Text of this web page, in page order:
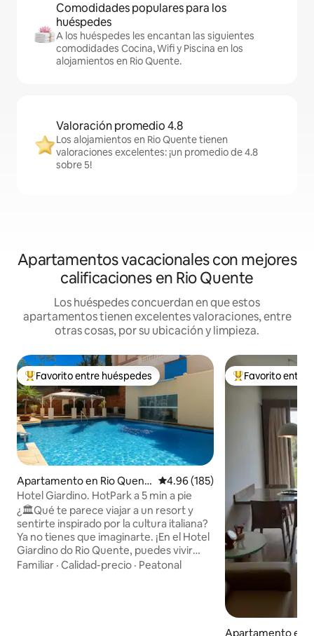
Comodidades populares para los
huéspedes
A los huéspedes les encantan las siguientes
comodidades Cocina, Wifi y Piscina en los
alojamientos en Rio Quente.
Valoración promedio 4.8
Los alojamientos en Rio Quente tienen
valoraciones excelentes: ¡un promedio de 4.8
sobre 5!
Apartamentos vacacionales con mejores
calificaciones en Rio Quente
Los huéspedes concuerdan en que estos
apartamentos tienen excelentes valoraciones, entre
otras cosas, por su ubicación y limpieza.
Favorito entre huéspedes preferido
Favorito entre huéspedes
Apartamento en Rio Quent
e
Calificación promedio: 4.96 de
4.96 (185)
Hotel Giardino. HotPark a 5 min a pie
¿🏛️Qué te parece viajar a un resort y
sentirte inspirado por la cultura italiana?
Ya no tienes que imaginarte. ¡En el Hotel
Giardino do Rio Quente, puedes vivir
esta experiencia! 📍Ubicación perfecta:
Familiar · Calidad-precio · Peatonal
Favorito entre
Favorito entre
Apartamento en